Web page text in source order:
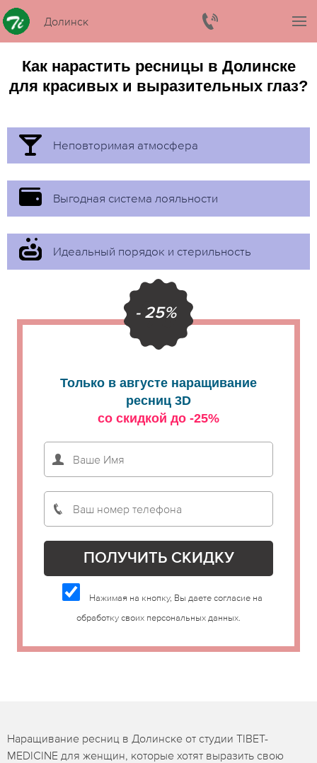
Долинск
Как нарастить ресницы в Долинске
для красивых и выразительных глаз?
Неповторимая атмосфера
Выгодная система лояльности
Идеальный порядок и стерильность
- 25%
Только в августе наращивание
ресниц 3D
со скидкой до -25%
Нажимая на кнопку, Вы даете согласие на
обработку своих персональных данных.
Наращивание ресниц в Долинске от студии TIBET-
MEDICINE для женщин, которые хотят выразить свою